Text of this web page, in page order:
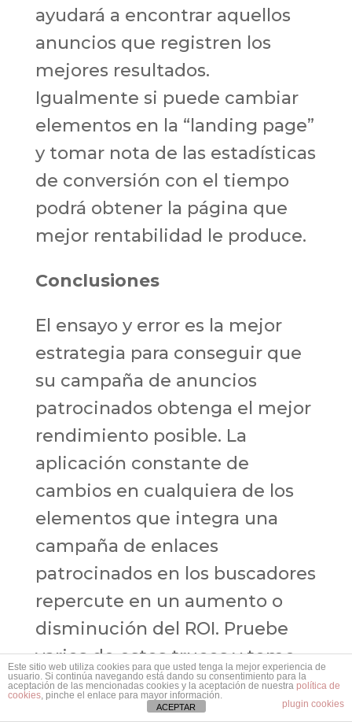
ayudará a encontrar aquellos
anuncios que registren los
mejores resultados.
Igualmente si puede cambiar
elementos en la “landing page”
y tomar nota de las estadísticas
de conversión con el tiempo
podrá obtener la página que
mejor rentabilidad le produce.
Conclusiones
El ensayo y error es la mejor
estrategia para conseguir que
su campaña de anuncios
patrocinados obtenga el mejor
rendimiento posible. La
aplicación constante de
cambios en cualquiera de los
elementos que integra una
campaña de enlaces
patrocinados en los buscadores
repercute en un aumento o
disminución del ROI. Pruebe
varios de estos trucos y tome
nota de las estadísticas que se
producen. Este juego del
Este sitio web utiliza cookies para que usted tenga la mejor experiencia de
usuario. Si continúa navegando está dando su consentimiento para la
aceptación de las mencionadas cookies y la aceptación de nuestra política de
cookies, pinche el enlace para mayor información.
plugin cookies
ACEPTAR